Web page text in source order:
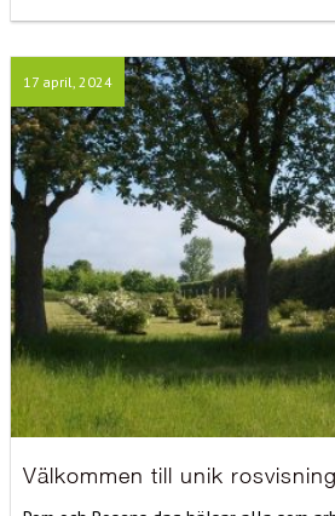
17 april, 2024
Välkommen till unik